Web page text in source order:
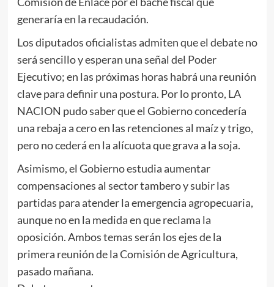
generaría en la recaudación.
Los diputados oficialistas admiten que el debate no
será sencillo y esperan una señal del Poder
Ejecutivo; en las próximas horas habrá una reunión
clave para definir una postura. Por lo pronto, LA
NACION pudo saber que el Gobierno concedería
una rebaja a cero en las retenciones al maíz y trigo,
pero no cederá en la alícuota que grava a la soja.
Asimismo, el Gobierno estudia aumentar
compensaciones al sector tambero y subir las
partidas para atender la emergencia agropecuaria,
aunque no en la medida en que reclama la
oposición. Ambos temas serán los ejes de la
primera reunión de la Comisión de Agricultura,
pasado mañana.